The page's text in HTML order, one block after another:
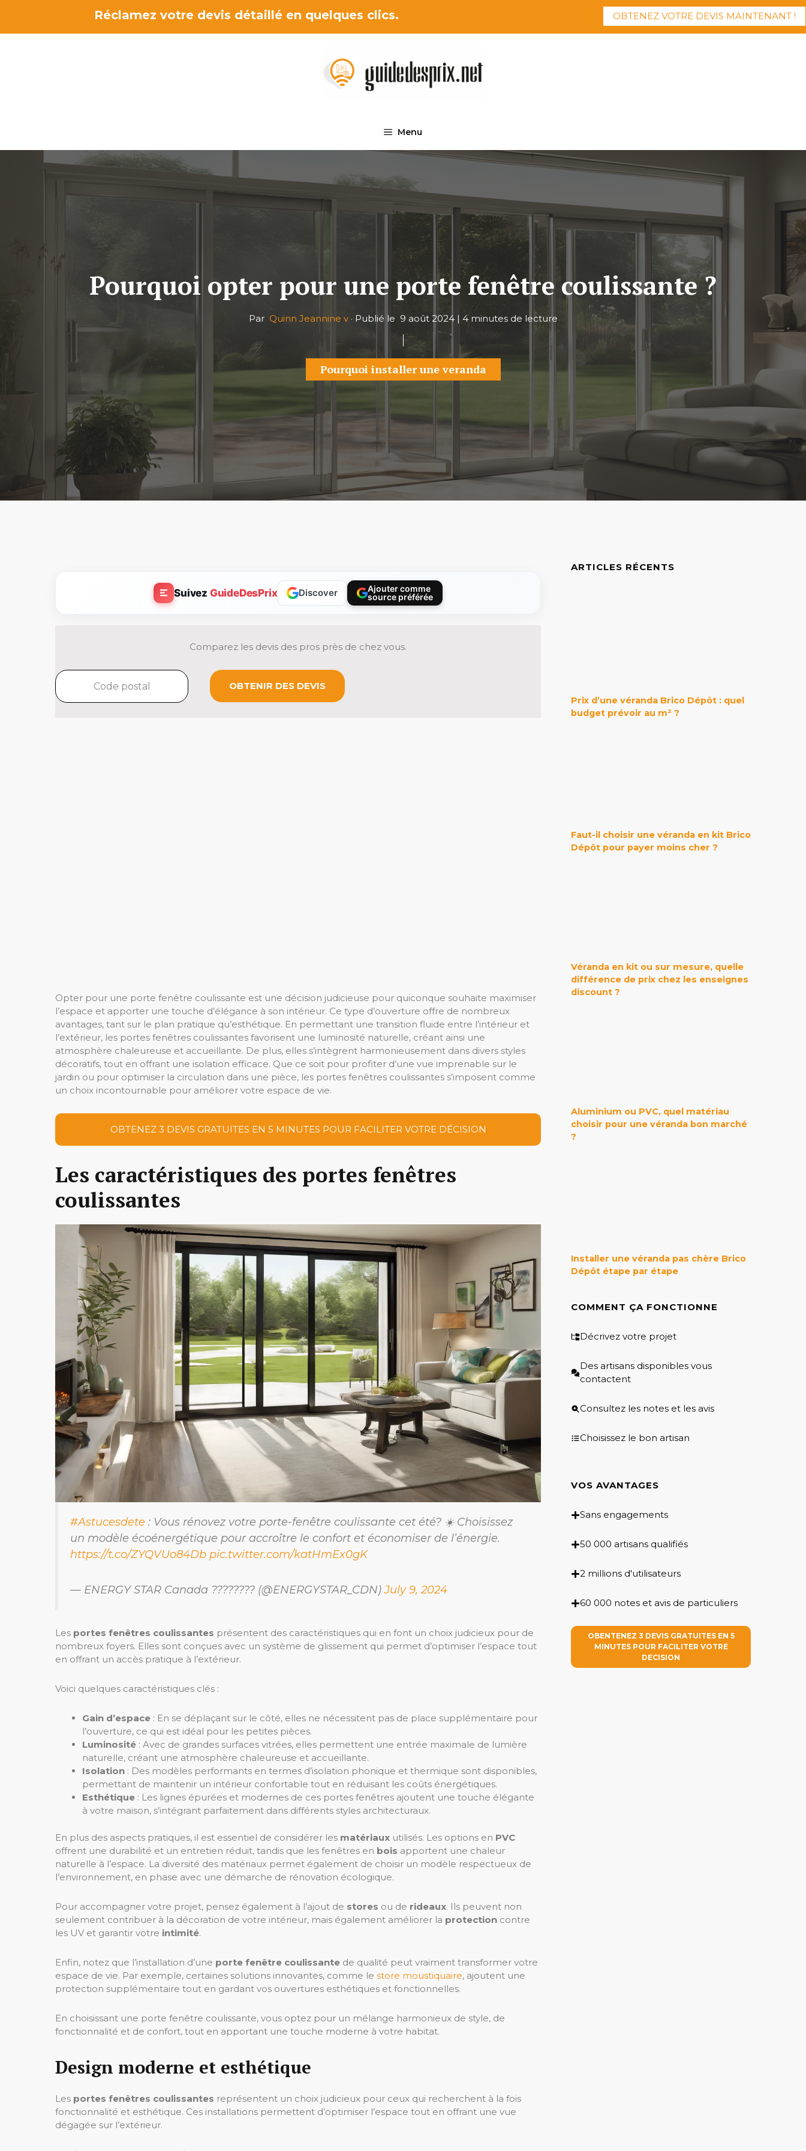
contenu
Réclamez votre devis détaillé en quelques clics. OBTENEZ VOTRE DEVIS MAINTENANT !
Menu
Pourquoi opter pour une porte fenêtre coulissante ?
Par Quinn Jeannine v · Publié le 9 août 2024 | 4 minutes de lecture
Pourquoi installer une veranda
Suivez GuideDesPrix Discover
Ajouter comme
source préférée
Comparez les devis des pros près de chez vous.
OBTENIR DES DEVIS
Opter pour une porte fenêtre coulissante est une décision judicieuse pour quiconque souhaite maximiser
l’espace et apporter une touche d’élégance à son intérieur. Ce type d’ouverture offre de nombreux
avantages, tant sur le plan pratique qu’esthétique. En permettant une transition fluide entre l’intérieur et
l’extérieur, les portes fenêtres coulissantes favorisent une luminosité naturelle, créant ainsi une
atmosphère chaleureuse et accueillante. De plus, elles s’intègrent harmonieusement dans divers styles
décoratifs, tout en offrant une isolation efficace. Que ce soit pour profiter d’une vue imprenable sur le
jardin ou pour optimiser la circulation dans une pièce, les portes fenêtres coulissantes s’imposent comme
un choix incontournable pour améliorer votre espace de vie.
OBTENEZ 3 DEVIS GRATUITES EN 5 MINUTES POUR FACILITER VOTRE DÉCISION
Les caractéristiques des portes fenêtres
coulissantes
#Astucesdete : Vous rénovez votre porte-fenêtre coulissante cet été? ☀️ Choisissez
un modèle écoénergétique pour accroître le confort et économiser de l’énergie.
https://t.co/ZYQVUo84Db pic.twitter.com/katHmEx0gK
— ENERGY STAR Canada ???????? (@ENERGYSTAR_CDN)July 9, 2024
Les portes fenêtres coulissantes présentent des caractéristiques qui en font un choix judicieux pour de
nombreux foyers. Elles sont conçues avec un système de glissement qui permet d’optimiser l’espace tout
en offrant un accès pratique à l’extérieur.
Voici quelques caractéristiques clés :
Gain d’espace : En se déplaçant sur le côté, elles ne nécessitent pas de place supplémentaire pour
l’ouverture, ce qui est idéal pour les petites pièces.
Luminosité : Avec de grandes surfaces vitrées, elles permettent une entrée maximale de lumière
naturelle, créant une atmosphère chaleureuse et accueillante.
Isolation : Des modèles performants en termes d’isolation phonique et thermique sont disponibles,
permettant de maintenir un intérieur confortable tout en réduisant les coûts énergétiques.
Esthétique : Les lignes épurées et modernes de ces portes fenêtres ajoutent une touche élégante
à votre maison, s’intégrant parfaitement dans différents styles architecturaux.
En plus des aspects pratiques, il est essentiel de considérer les matériaux utilisés. Les options en PVC
offrent une durabilité et un entretien réduit, tandis que les fenêtres en bois apportent une chaleur
naturelle à l’espace. La diversité des matériaux permet également de choisir un modèle respectueux de
l’environnement, en phase avec une démarche de rénovation écologique.
Pour accompagner votre projet, pensez également à l’ajout de stores ou de rideaux. Ils peuvent non
seulement contribuer à la décoration de votre intérieur, mais également améliorer la protection contre
les UV et garantir votre intimité.
Enfin, notez que l’installation d’une porte fenêtre coulissante de qualité peut vraiment transformer votre
espace de vie. Par exemple, certaines solutions innovantes, comme le store moustiquaire, ajoutent une
protection supplémentaire tout en gardant vos ouvertures esthétiques et fonctionnelles.
En choisissant une porte fenêtre coulissante, vous optez pour un mélange harmonieux de style, de
fonctionnalité et de confort, tout en apportant une touche moderne à votre habitat.
Design moderne et esthétique
Les portes fenêtres coulissantes représentent un choix judicieux pour ceux qui recherchent à la fois
fonctionnalité et esthétique. Ces installations permettent d’optimiser l’espace tout en offrant une vue
dégagée sur l’extérieur.
ARTICLES RÉCENTS
Prix d’une véranda Brico Dépôt : quel
budget prévoir au m² ?
Faut-il choisir une véranda en kit Brico
Dépôt pour payer moins cher ?
Véranda en kit ou sur mesure, quelle
différence de prix chez les enseignes
discount ?
Aluminium ou PVC, quel matériau
choisir pour une véranda bon marché
?
Installer une véranda pas chère Brico
Dépôt étape par étape
COMMENT ÇA FONCTIONNE
Décrivez votre projet
Des artisans disponibles vous
contactent
Consultez les notes et les avis
Choisissez le bon artisan
VOS AVANTAGES
Sans engagements
50 000 artisans qualifiés
2 millions d'utilisateurs
60 000 notes et avis de particuliers
OBENTENEZ 3 DEVIS GRATUITES EN 5
MINUTES POUR FACILITER VOTRE
DECISION